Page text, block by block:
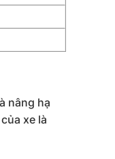
nâng hạ
xe là